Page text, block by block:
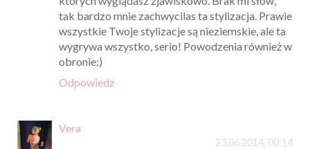
tak bardzo mnie zachwycilas ta stylizacja. Prawie
wszystkie Twoje stylizacje są nieziemskie, ale ta
wygrywa wszystko, serio! Powodzenia również w
obronie;)
Odpowiedz
Vera
23.06.2014, 00:14